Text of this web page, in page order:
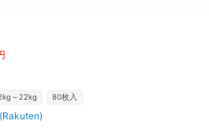
～22kg 80枚入